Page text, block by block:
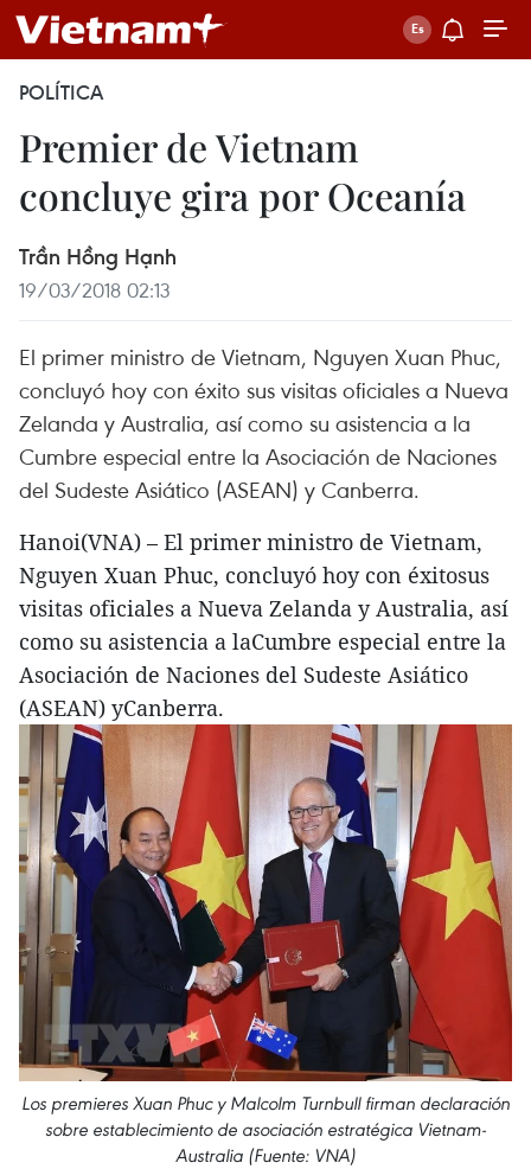
POLÍTICA
Premier de Vietnam
concluye gira por Oceanía
Trần Hồng Hạnh
19/03/2018 02:13
El primer ministro de Vietnam, Nguyen Xuan Phuc,
concluyó hoy con éxito sus visitas oficiales a Nueva
Zelanda y Australia, así como su asistencia a la
Cumbre especial entre la Asociación de Naciones
del Sudeste Asiático (ASEAN) y Canberra.
Hanoi(VNA) – El primer ministro de Vietnam,
Nguyen Xuan Phuc, concluyó hoy con éxitosus
visitas oficiales a Nueva Zelanda y Australia, así
como su asistencia a laCumbre especial entre la
Asociación de Naciones del Sudeste Asiático
(ASEAN) yCanberra.
Los premieres Xuan Phuc y Malcolm Turnbull firman declaración
sobre establecimiento de asociación estratégica Vietnam-
Australia (Fuente: VNA)